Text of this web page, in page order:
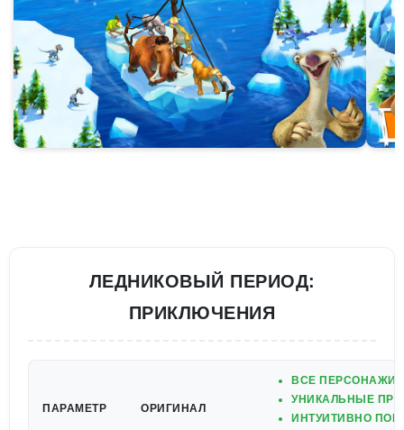
ЛЕДНИКОВЫЙ ПЕРИОД:
ПРИКЛЮЧЕНИЯ
ПАРАМЕТР ОРИГИНАЛ
ВСЕ ПЕРСОНАЖИ
УНИКАЛЬНЫЕ
ИНТУИТИВНО